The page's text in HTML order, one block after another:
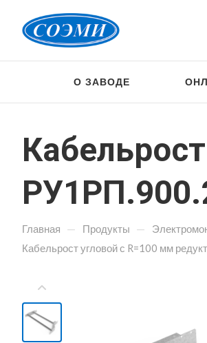
О ЗАВОДЕ
Главная — Продукты —
Кабельрост угловой с R=100 мм